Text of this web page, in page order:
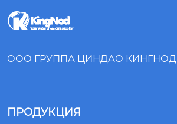
ООО ГРУППА ЦИНДАО КИНГНОД
ПРОДУКЦИЯ